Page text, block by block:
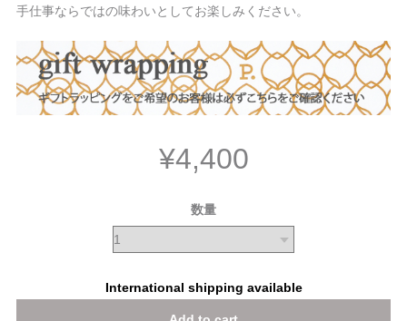
手仕事ならではの味わいとしてお楽しみください。
¥4,400
数量
International shipping available